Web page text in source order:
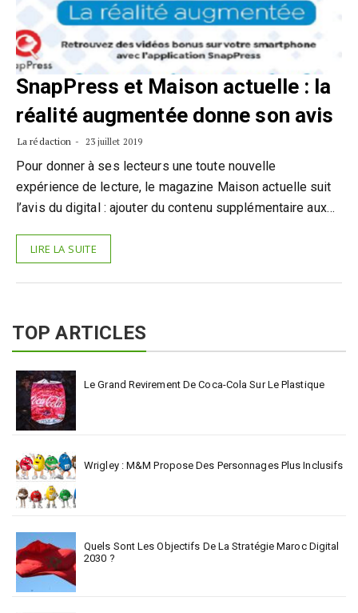
SnapPress et Maison actuelle : la
réalité augmentée donne son avis
La rédaction 23 juillet 2019
Pour donner à ses lecteurs une toute nouvelle
expérience de lecture, le magazine Maison actuelle suit
l’avis du digital : ajouter du contenu supplémentaire aux…
LIRE LA SUITE
TOP ARTICLES
Le Grand Revirement De Coca-Cola Sur Le Plastique
Wrigley : M&M Propose Des Personnages Plus Inclusifs
Quels Sont Les Objectifs De La Stratégie Maroc Digital
2030 ?